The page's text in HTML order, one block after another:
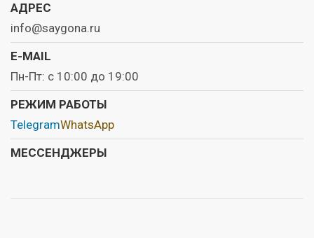
АДРЕС
info@saygona.ru
E-MAIL
Пн-Пт: с 10:00 до 19:00
РЕЖИМ РАБОТЫ
TelegramWhatsApp
МЕССЕНДЖЕРЫ